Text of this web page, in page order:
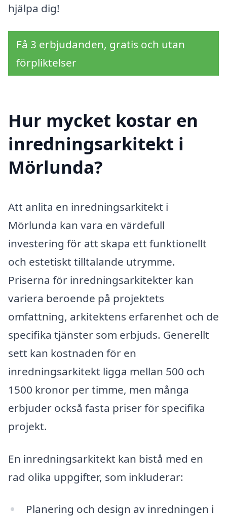
hjälpa dig!
Få 3 erbjudanden, gratis och utan
förpliktelser
Hur mycket kostar en
inredningsarkitekt i
Mörlunda?
Att anlita en inredningsarkitekt i
Mörlunda kan vara en värdefull
investering för att skapa ett funktionellt
och estetiskt tilltalande utrymme.
Priserna för inredningsarkitekter kan
variera beroende på projektets
omfattning, arkitektens erfarenhet och de
specifika tjänster som erbjuds. Generellt
sett kan kostnaden för en
inredningsarkitekt ligga mellan 500 och
1500 kronor per timme, men många
erbjuder också fasta priser för specifika
projekt.
En inredningsarkitekt kan bistå med en
rad olika uppgifter, som inkluderar:
Planering och design av inredningen i